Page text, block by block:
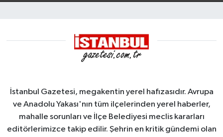
İstanbul Gazetesi, megakentin yerel hafızasıdır. Avrupa
ve Anadolu Yakası'nın tüm ilçelerinden yerel haberler,
mahalle sorunları ve İlçe Belediyesi meclis kararları
editörlerimizce takip edilir. Şehrin en kritik gündemi olan